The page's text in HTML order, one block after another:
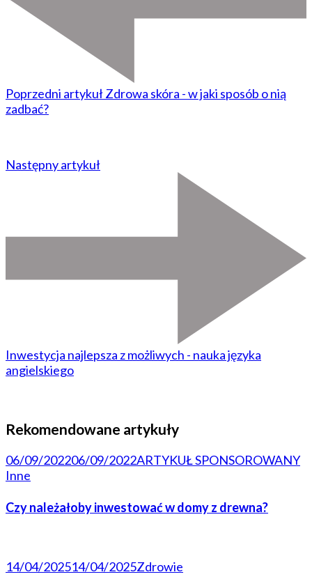
Poprzedni artykułZdrowa skóra - w jaki sposób o nią
zadbać?
Następny artykuł
Inwestycja najlepsza z możliwych - nauka języka
angielskiego
Rekomendowane artykuły
06/09/202206/09/2022ARTYKUŁ SPONSOROWANY
Inne
Czy należałoby inwestować w domy z drewna?
14/04/202514/04/2025Zdrowie